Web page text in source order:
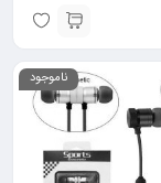
ناموجود